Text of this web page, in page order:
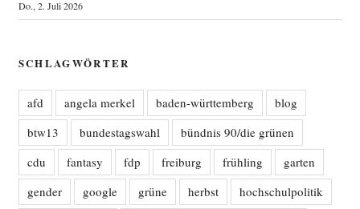
Do., 2. Juli 2026
SCHLAGWÖRTER
afd angela merkel baden-württemberg
blog
btw13
bundestagswahl
bündnis 90/die grünen
cdu
fantasy fdp freiburg frühling
garten
gender
google grüne herbst hochschulpolitik